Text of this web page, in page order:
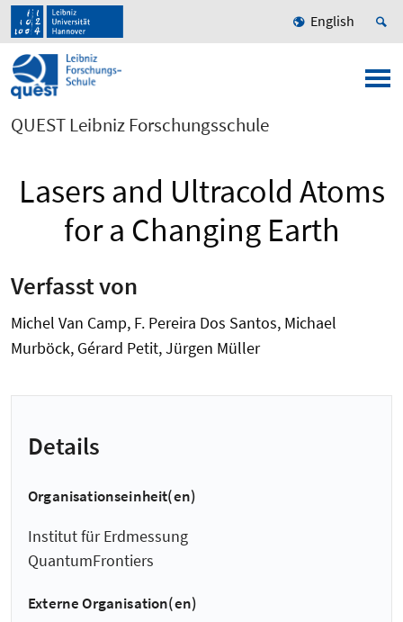
English
QUEST Leibniz Forschungsschule
Lasers and Ultracold Atoms
for a Changing Earth
Verfasst von
Michel Van Camp, F. Pereira Dos Santos, Michael
Murböck, Gérard Petit, Jürgen Müller
Details
Organisationseinheit(en)
Institut für Erdmessung
QuantumFrontiers
Externe Organisation(en)